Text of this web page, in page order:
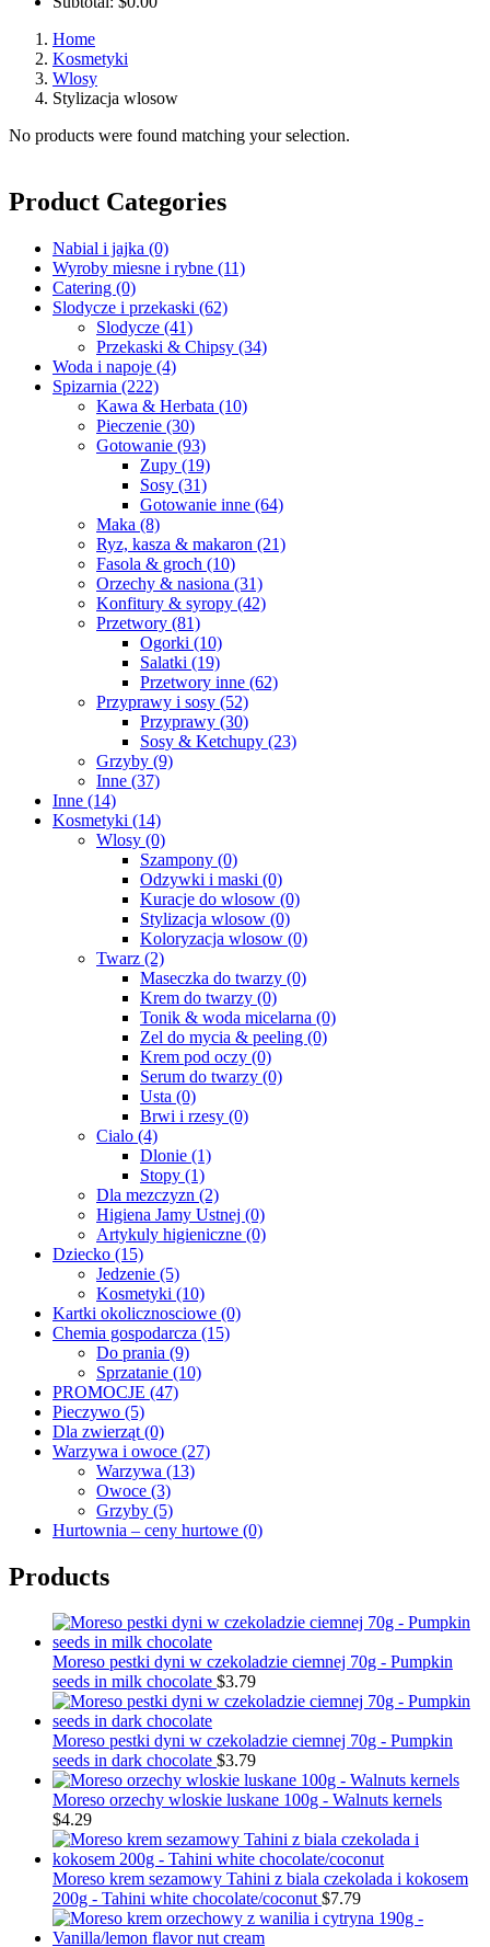
Home
Kosmetyki
Wlosy
Stylizacja wlosow
No products were found matching your selection.
Product Categories
Nabial i jajka (0)
Wyroby miesne i rybne (11)
Catering (0)
Slodycze i przekaski (62)
Slodycze (41)
Przekaski & Chipsy (34)
Woda i napoje (4)
Spizarnia (222)
Kawa & Herbata (10)
Pieczenie (30)
Gotowanie (93)
Zupy (19)
Sosy (31)
Gotowanie inne (64)
Maka (8)
Ryz, kasza & makaron (21)
Fasola & groch (10)
Orzechy & nasiona (31)
Konfitury & syropy (42)
Przetwory (81)
Ogorki (10)
Salatki (19)
Przetwory inne (62)
Przyprawy i sosy (52)
Przyprawy (30)
Sosy & Ketchupy (23)
Grzyby (9)
Inne (37)
Inne (14)
Kosmetyki (14)
Wlosy (0)
Szampony (0)
Odzywki i maski (0)
Kuracje do wlosow (0)
Stylizacja wlosow (0)
Koloryzacja wlosow (0)
Twarz (2)
Maseczka do twarzy (0)
Krem do twarzy (0)
Tonik & woda micelarna (0)
Zel do mycia & peeling (0)
Krem pod oczy (0)
Serum do twarzy (0)
Usta (0)
Brwi i rzesy (0)
Cialo (4)
Dlonie (1)
Stopy (1)
Dla mezczyzn (2)
Higiena Jamy Ustnej (0)
Artykuly higieniczne (0)
Dziecko (15)
Jedzenie (5)
Kosmetyki (10)
Kartki okolicznosciowe (0)
Chemia gospodarcza (15)
Do prania (9)
Sprzatanie (10)
PROMOCJE (47)
Pieczywo (5)
Dla zwierząt (0)
Warzywa i owoce (27)
Warzywa (13)
Owoce (3)
Grzyby (5)
Hurtownia – ceny hurtowe (0)
Products
Moreso pestki dyni w czekoladzie ciemnej 70g - Pumpkin
seeds in milk chocolate $3.79
Moreso pestki dyni w czekoladzie ciemnej 70g - Pumpkin
seeds in dark chocolate $3.79
Moreso orzechy wloskie luskane 100g - Walnuts kernels
$4.29
Moreso krem sezamowy Tahini z biala czekolada i kokosem
200g - Tahini white chocolate/coconut $7.79